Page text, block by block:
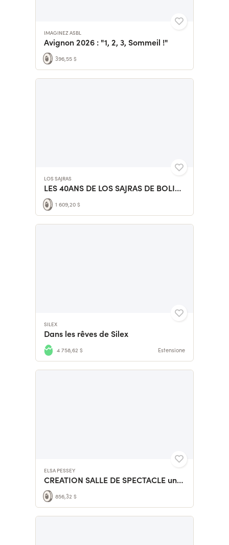
IMAGINEZ ASBL
Avignon 2026 : "1, 2, 3, Sommeil !"
396,55 $
LOS SAJRAS
LES 40ANS DE LOS SAJRAS DE BOLIVIA ET DES ELEVES DE LA MOUCH
1 609,20 $
SILEX
Dans les rêves de Silex
4 758,62 $ Estensione
ELSA PESSEY
CREATION SALLE DE SPECTACLE unique en Rhône Alpes
856,32 $